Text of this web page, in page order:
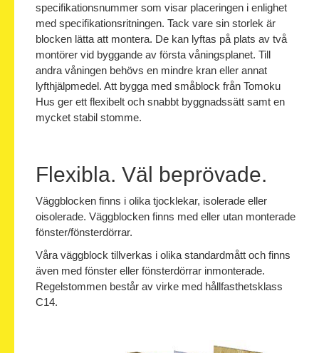
specifikationsnummer som visar placeringen i enlighet
med specifikationsritningen. Tack vare sin storlek är
blocken lätta att montera. De kan lyftas på plats av två
montörer vid byggande av första våningsplanet. Till
andra våningen behövs en mindre kran eller annat
lyfthjälpmedel. Att bygga med småblock från Tomoku
Hus ger ett flexibelt och snabbt byggnadssätt samt en
mycket stabil stomme.
Flexibla. Väl beprövade.
Väggblocken finns i olika tjocklekar, isolerade eller
oisolerade. Väggblocken finns med eller utan monterade
fönster/fönsterdörrar.
Våra väggblock tillverkas i olika standardmått och finns
även med fönster eller fönsterdörrar inmonterade.
Regelstommen består av virke med hållfasthetsklass
C14.